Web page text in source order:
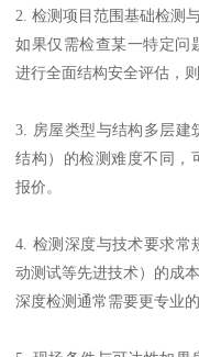
2. 检测项目范围基础检测
如果仅需检查某一特定问
进行全面结构安全评估，则
3. 房屋类型与结构多层建
结构）的检测难度不同，
报价。
4. 检测深度与技术要求常
动测试等先进技术）的成本
深度检测通常需要更专业